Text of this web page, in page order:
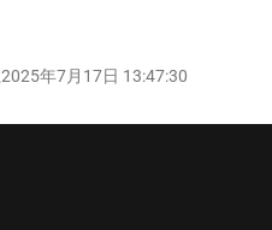
2025年7月17日 13:47:30